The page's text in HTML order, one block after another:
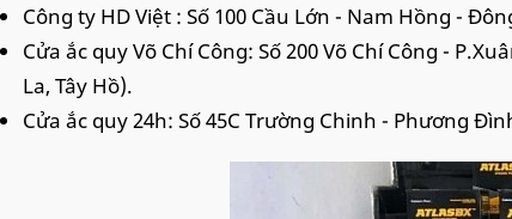
Công ty HD Việt : Số 100 Cầu Lớn - Nam Hồng -
Cửa ắc quy Võ Chí Công: Số 200 Võ Chí Công -
La, Tây Hồ).
Cửa ắc quy 24h: Số 45C Trường Chinh - Phương